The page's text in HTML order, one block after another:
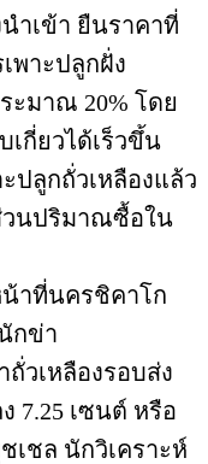
าที่นครชิคาโก
กข่า
วเหลืองรอบส่ง
7.25 เซนต์ หรือ
เชล นักวิเคราะห์
จำเป็นต้องขาย
วียน และตลาด
ยังกล่าวเพิ่มเติม
วขึ้นจากความ
ะธานาธิบดีสี จิ้น
ลงบางอย่างได้